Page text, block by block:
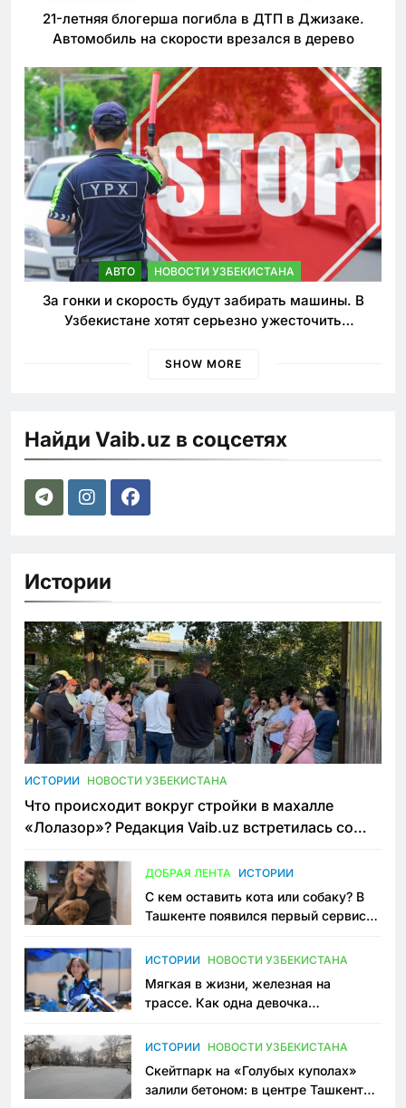
21-летняя блогерша погибла в ДТП в Джизаке.
Автомобиль на скорости врезался в дерево
АВТО НОВОСТИ УЗБЕКИСТАНА
За гонки и скорость будут забирать машины. В
Узбекистане хотят серьезно ужесточить
SHOW MORE
Найди Vaib.uz в соцсетях
Истории
ИСТОРИИ НОВОСТИ УЗБЕКИСТАНА
Что происходит вокруг стройки в махалле
«Лолазор»? Редакция Vaib.uz встретилась со
ДОБРАЯ ЛЕНТА ИСТОРИИ
С кем оставить кота или собаку? В
Ташкенте появился первый сервис
ИСТОРИИ НОВОСТИ УЗБЕКИСТАНА
Мягкая в жизни, железная на
трассе. Как одна девочка
Узбекистане
ИСТОРИИ НОВОСТИ УЗБЕКИСТАНА
Скейтпарк на «Голубых куполах»
залили бетоном: в центре Ташкента